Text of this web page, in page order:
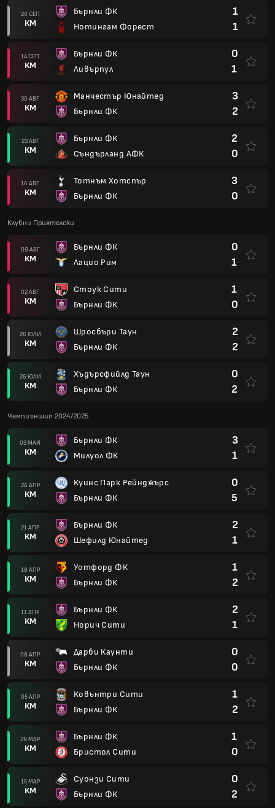
20 СЕП
КМ
Бърнли ФК
Нотингам Форест
1
1
14 СЕП
КМ
Бърнли ФК
Ливърпул
0
1
30 АВГ
КМ
Манчестър Юнайтед
Бърнли ФК
3
2
23 АВГ
КМ
Бърнли ФК
Съндърланд АФК
2
0
16 АВГ
КМ
Тотнъм Хотспър
Бърнли ФК
3
0
Клубни Приятелски
09 АВГ
КМ
Бърнли ФК
Лацио Рим
0
1
02 АВГ
КМ
Стоук Сити
Бърнли ФК
1
0
26 ЮЛИ
КМ
Шросбъри Таун
Бърнли ФК
2
2
26 ЮЛИ
КМ
Хъдърсфийлд Таун
Бърнли ФК
0
2
Чемпиъншип 2024/2025
03 МАЙ
КМ
Бърнли ФК
Милуол ФК
3
1
26 АПР
КМ
Куинс Парк Рейнджърс
Бърнли ФК
0
5
21 АПР
КМ
Бърнли ФК
Шефилд Юнайтед
2
1
18 АПР
КМ
Уотфорд ФК
Бърнли ФК
1
2
11 АПР
КМ
Бърнли ФК
Норич Сити
2
1
08 АПР
КМ
Дарби Каунти
Бърнли ФК
0
0
05 АПР
КМ
Ковънтри Сити
Бърнли ФК
1
2
29 МАР
КМ
Бърнли ФК
Бристол Сити
1
0
15 МАР
КМ
Суонзи Сити
Бърнли ФК
0
2